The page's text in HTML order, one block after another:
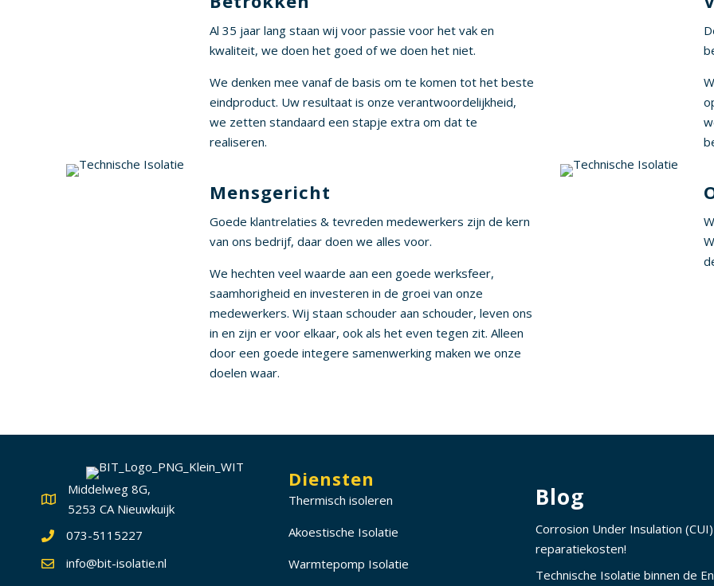
Al 35 jaar lang staan wij voor passie voor het vak en
kwaliteit, we doen het goed of we doen het niet.
We denken mee vanaf de basis om te komen tot het beste
eindproduct. Uw resultaat is onze verantwoordelijkheid,
we zetten standaard een stapje extra om dat te
realiseren.
Mensgericht
Goede klantrelaties & tevreden medewerkers zijn de kern
van ons bedrijf, daar doen we alles voor.
We hechten veel waarde aan een goede werksfeer,
saamhorigheid en investeren in de groei van onze
medewerkers. Wij staan schouder aan schouder, leven ons
in en zijn er voor elkaar, ook als het even tegen zit. Alleen
door een goede integere samenwerking maken we onze
doelen waar.
Middelweg 8G,
5253 CA Nieuwkuijk
073-5115227
info@bit-isolatie.nl
Diensten
Thermisch isoleren
Akoestische Isolatie
Warmtepomp Isolatie
Blog
Corrosion Under Insulation
reparatiekosten!
Technische Isolatie binnen de